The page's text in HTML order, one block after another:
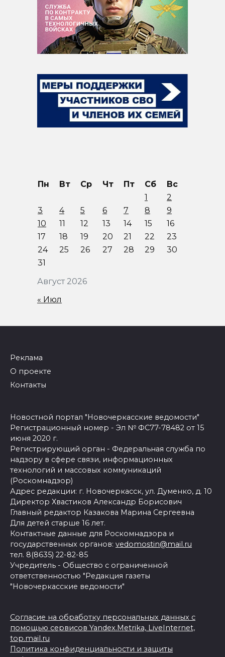
Август 2026
Пн Вт Ср Чт Пт Сб
Вс
1
2
3
4 5 6 7 8
9
10
11 12 13 14 15
16
17
18 19 20 21 22
23
24
25 26 27 28 29
30
31
« Июл
Реклама
О проекте
Контакты
Новостной портал "Новочеркасские ведомости"
Регистрационный номер - Эл № ФС77-78482 от 15
июня 2020 г.
Регистрирующий орган - Федеральная служба по
надзору в сфере связи, информационных
технологий и массовых коммуникаций
(Роскомнадзор)
Адрес редакции: г. Новочеркасск, ул. Думенко, д. 10
Директор Хвастиков Александр Борисович
Главный редактор Казакова Марина Сергеевна
Для детей старше 16 лет.
Контактные данные для Роскомнадзора и
государственных органов: vedomostin@mail.ru
тел. 8(8635) 22-82-85
Учредитель - Общество с ограниченной
ответственностью "Редакция газеты
"Новочеркасские ведомости"
Согласие на обработку персональных данных с
помощью сервисов Yandex.Metrika, LiveInternet,
top.mail.ru
Политика конфиденциальности и защиты